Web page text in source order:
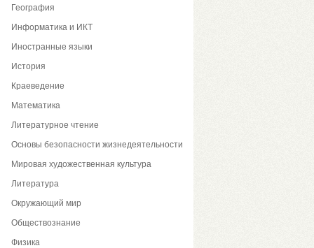
География
Информатика и ИКТ
Иностранные языки
История
Краеведение
Математика
Литературное чтение
Основы безопасности жизнедеятельности
Мировая художественная культура
Литература
Окружающий мир
Обществознание
Физика